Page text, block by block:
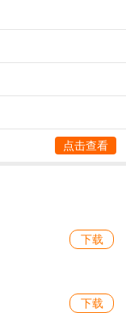
点击查看
下载
下载